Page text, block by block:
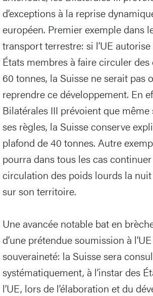
d’exceptions à la reprise
européen. Premier exemple dans
transport terrestre: si l’UE autorise
États membres à faire circuler des
60 tonnes, la Suisse ne serait pas
reprendre ce développement. En
Bilatérales III prévoient que même
ses règles, la Suisse conserve
plafond de 40 tonnes. Autre
pourra dans tous les cas continuer
circulation des poids lourds la
sur son territoire.
Une avancée notable bat en
d’une prétendue soumission à
souveraineté: la Suisse sera
systématiquement, à l’instar des
l’UE, lors de l’élaboration et du